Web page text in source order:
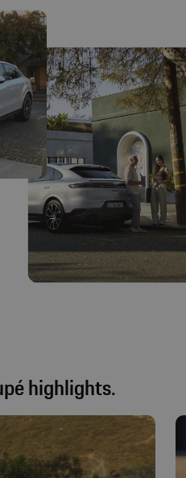
highlights.